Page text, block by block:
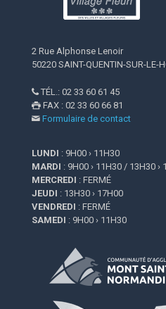
2 Rue Alphonse Lenoir
50220 SAINT-QUENTIN-SUR-LE-
 TÉL.: 02 33 60 61 45
 FAX : 02 33 60 66 81
 Formulaire de contact
LUNDI : 9H00 › 11H30
MARDI : 9H00 › 11H30 / 13H30 ›
MERCREDI : FERMÉ
JEUDI : 13H30 › 17H00
VENDREDI : FERMÉ
SAMEDI : 9H00 › 11H30